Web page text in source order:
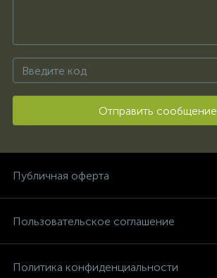
Отправить сообщение
Публичная оферта
Пользовательское соглашение
Политика конфиденциальности